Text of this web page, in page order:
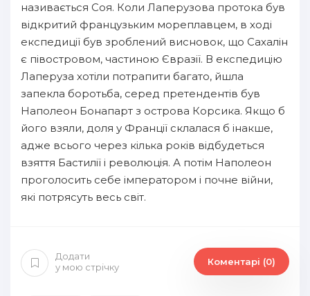
називається Соя. Коли Лаперузова протока був
відкритий французьким мореплавцем, в ході
експедиції був зроблений висновок, що Сахалін
є півостровом, частиною Євразії. В експедицію
Лаперуза хотіли потрапити багато, йшла
запекла боротьба, серед претендентів був
Наполеон Бонапарт з острова Корсика. Якщо б
його взяли, доля у Франції склалася б інакше,
адже всього через кілька років відбудеться
взяття Бастилії і революція. А потім Наполеон
проголосить себе імператором і почне війни,
які потрясуть весь світ.
Додати
у мою стрічку
Коментарі (0)